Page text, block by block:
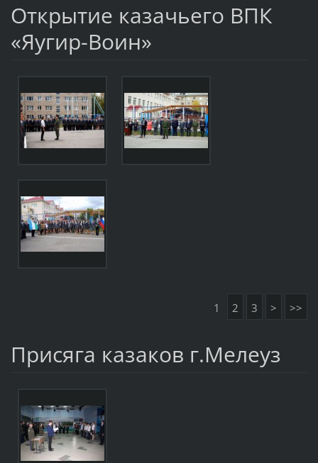
Открытие казачьего ВПК
«Яугир-Воин»
1 2 3 > >>
Присяга казаков г.Мелеуз